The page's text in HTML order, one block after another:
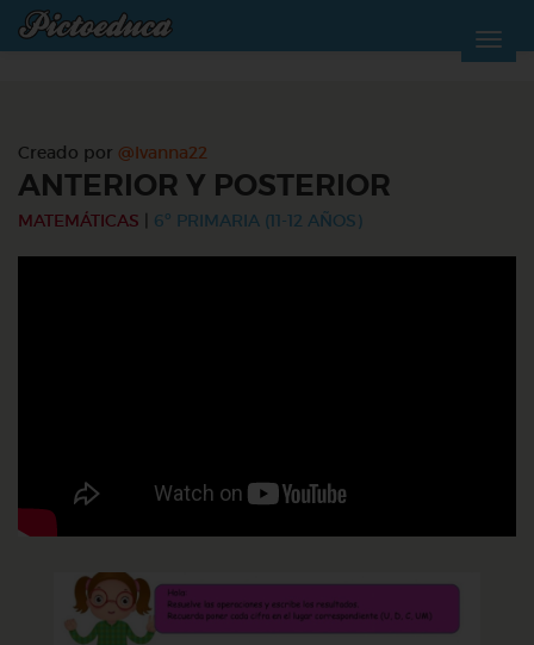
Creado por @Ivanna22
ANTERIOR Y POSTERIOR
MATEMÁTICAS 6º PRIMARIA (11-12 AÑOS)